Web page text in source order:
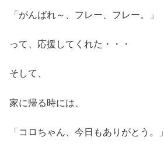
「がんばれ～、フレー、フレー。」
って、応援してくれた・・・
そして、
家に帰る時には、
「コロちゃん、今日もありがとう。」